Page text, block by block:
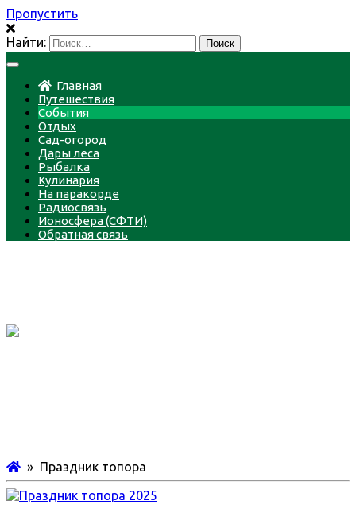
Пропустить
Найти:
Главная
Путешествия
События
Отдых
Сад-огород
Дары леса
Рыбалка
Кулинария
На паракорде
Радиосвязь
Ионосфера (СФТИ)
Обратная связь
» Праздник топора